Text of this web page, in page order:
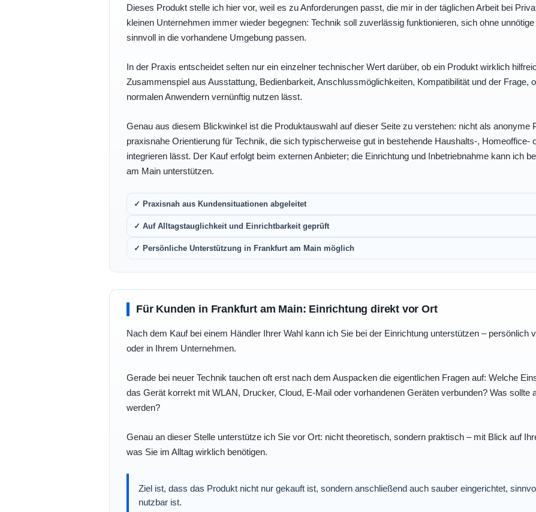
Dieses Produkt stelle ich hier vor, weil es zu Anforderungen passt, die mir in der täglichen Arbeit bei
kleinen Unternehmen immer wieder begegnen: Technik soll zuverlässig funktionieren, sich ohne
sinnvoll in die vorhandene Umgebung passen.
In der Praxis entscheidet selten nur ein einzelner technischer Wert darüber, ob ein Produkt wirklich
Zusammenspiel aus Ausstattung, Bedienbarkeit, Anschlussmöglichkeiten, Kompatibilität und der Frage,
normalen Anwendern vernünftig nutzen lässt.
Genau aus diesem Blickwinkel ist die Produktauswahl auf dieser Seite zu verstehen: nicht als anonyme
praxisnahe Orientierung für Technik, die sich typischerweise gut in bestehende Haushalts-, Homeoffice-
integrieren lässt. Der Kauf erfolgt beim externen Anbieter; die Einrichtung und Inbetriebnahme kann ich
am Main unterstützen.
✓ Praxisnah aus Kundensituationen abgeleitet
✓ Auf Alltagstauglichkeit und Einrichtbarkeit geprüft
✓ Persönliche Unterstützung in Frankfurt am Main möglich
Für Kunden in Frankfurt am Main: Einrichtung direkt vor Ort
Nach dem Kauf bei einem Händler Ihrer Wahl kann ich Sie bei der Einrichtung unterstützen – persönlich
oder in Ihrem Unternehmen.
Gerade bei neuer Technik tauchen oft erst nach dem Auspacken die eigentlichen Fragen auf: Welche
das Gerät korrekt mit WLAN, Drucker, Cloud, E-Mail oder vorhandenen Geräten verbunden? Was sollte
werden?
Genau an dieser Stelle unterstütze ich Sie vor Ort: nicht theoretisch, sondern praktisch – mit Blick auf
was Sie im Alltag wirklich benötigen.
Ziel ist, dass das Produkt nicht nur gekauft ist, sondern anschließend auch sauber eingerichtet,
nutzbar ist.